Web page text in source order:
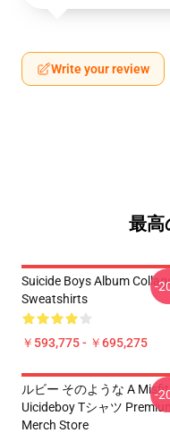
Write your review
最高
Suicide Boys Album
Sweatshirts
￥593,775 - ￥695,275
-
ルビー そのような A Misfit
Uicideboy Tシャツ Premium
Merch Store
-